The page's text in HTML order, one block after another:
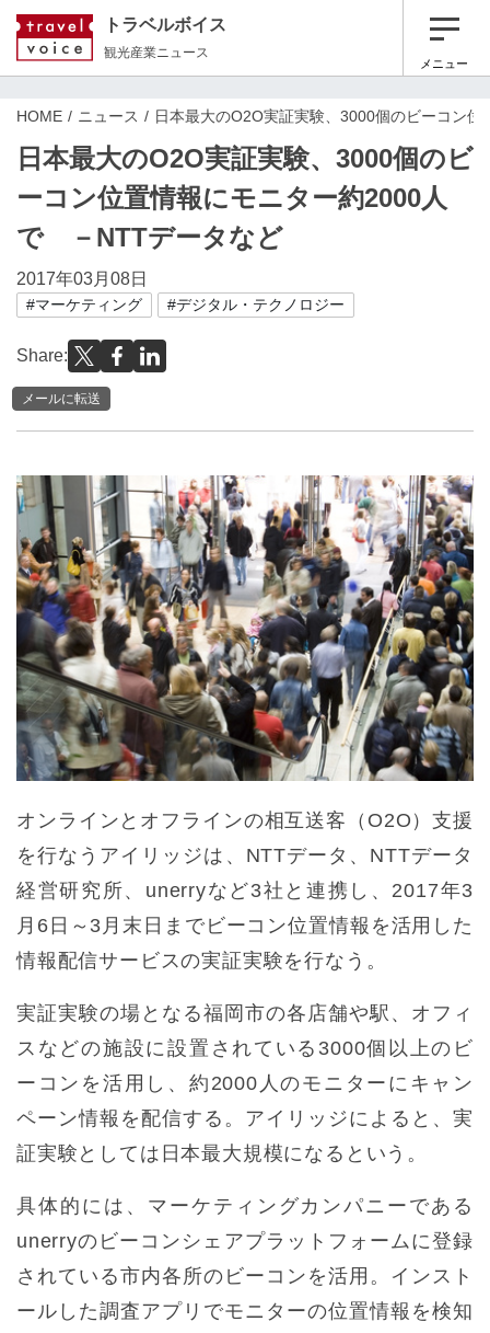
トラベルボイス
観光産業ニュース
メニュー
HOME ニュース 日本最大のO2O実証実験、3000個のビーコン
日本最大のO2O実証実験、3000個のビ
ーコン位置情報にモニター約2000人
で －NTTデータなど
2017年03月08日
#マーケティング #デジタル・テクノロジー
Share:
メールに転送
オンラインとオフラインの相互送客（O2O）支援
を行なうアイリッジは、NTTデータ、NTTデータ
経営研究所、unerryなど3社と連携し、2017年3
月6日～3月末日までビーコン位置情報を活用した
情報配信サービスの実証実験を行なう。
実証実験の場となる福岡市の各店舗や駅、オフィ
スなどの施設に設置されている3000個以上のビ
ーコンを活用し、約2000人のモニターにキャン
ペーン情報を配信する。アイリッジによると、実
証実験としては日本最大規模になるという。
具体的には、マーケティングカンパニーである
unerryのビーコンシェアプラットフォームに登録
されている市内各所のビーコンを活用。インスト
ールした調査アプリでモニターの位置情報を検知